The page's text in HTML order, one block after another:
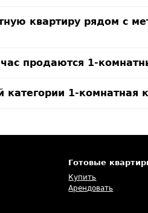
квартиру рядом с
продаются 1-
категории 1-комнатная
Готовые
Купить
Арендовать